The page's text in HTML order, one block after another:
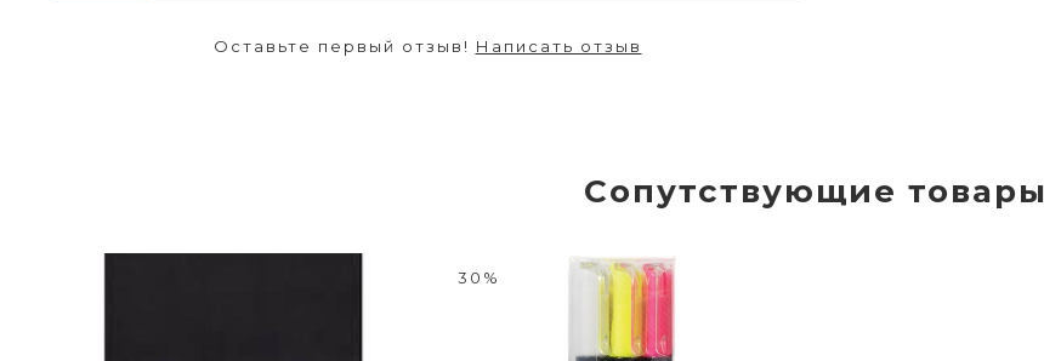
Оставьте первый отзыв! Написать отзыв
Сопутствующие товары
30%